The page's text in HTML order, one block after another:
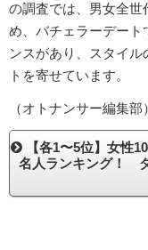
の調査では、男女全世
め、バチェラーデート
ンスがあり、スタイ
トを寄せています。
（オトナンサー編集部）
【各1〜5位】女性
名人ランキング！